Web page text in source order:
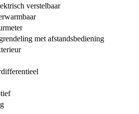
verstelbaar
met afstandsbediening